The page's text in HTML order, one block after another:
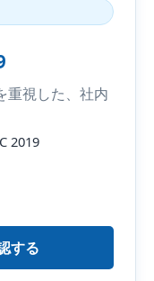
重視した、社内
2019
する